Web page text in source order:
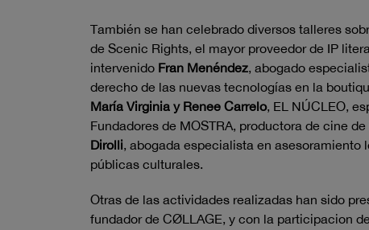
También se han celebrado diversos talleres
de Scenic Rights, el mayor proveedor de IP
intervenido Fran Menéndez, abogado
derecho de las nuevas tecnologías en la
María Virginia y Renee Carrelo, EL NÚCLEO,
Fundadores de MOSTRA, productora de cine
Dirolli, abogada especialista en
públicas culturales.
Otras de las actividades realizadas han sido
fundador de CØLLAGE, y con la participacion de